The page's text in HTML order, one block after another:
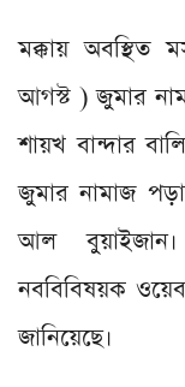
মক্কায় অবস্থিত
আগস্ট ) জুমার
শায়খ বান্দার
জুমার নামাজ
আল
নববিবিষয়ক
জানিয়েছে।